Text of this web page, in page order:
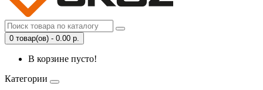
0 товар(ов) - 0.00 р.
В корзине пусто!
Категории